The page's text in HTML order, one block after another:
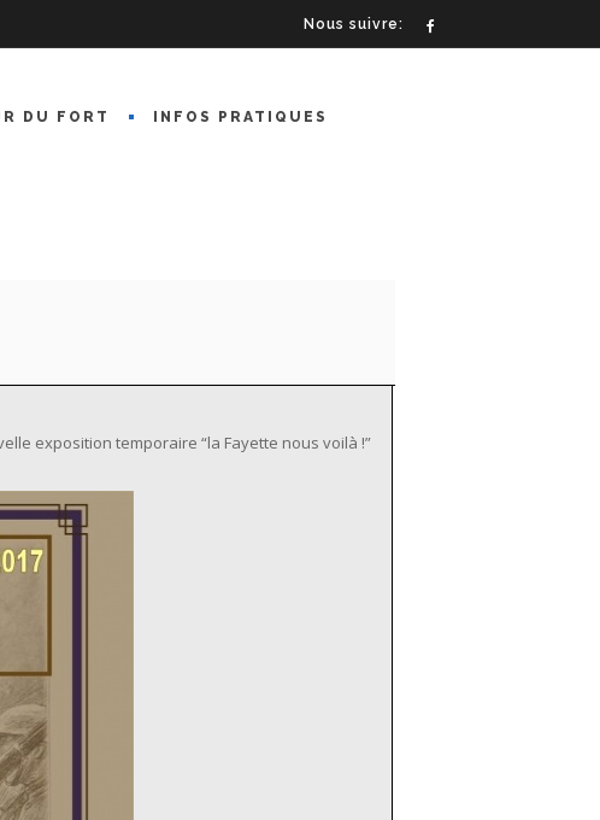
Nous suivre:
DU FORT INFOS PRATIQUES
exposition temporaire “la Fayette nous voilà !”